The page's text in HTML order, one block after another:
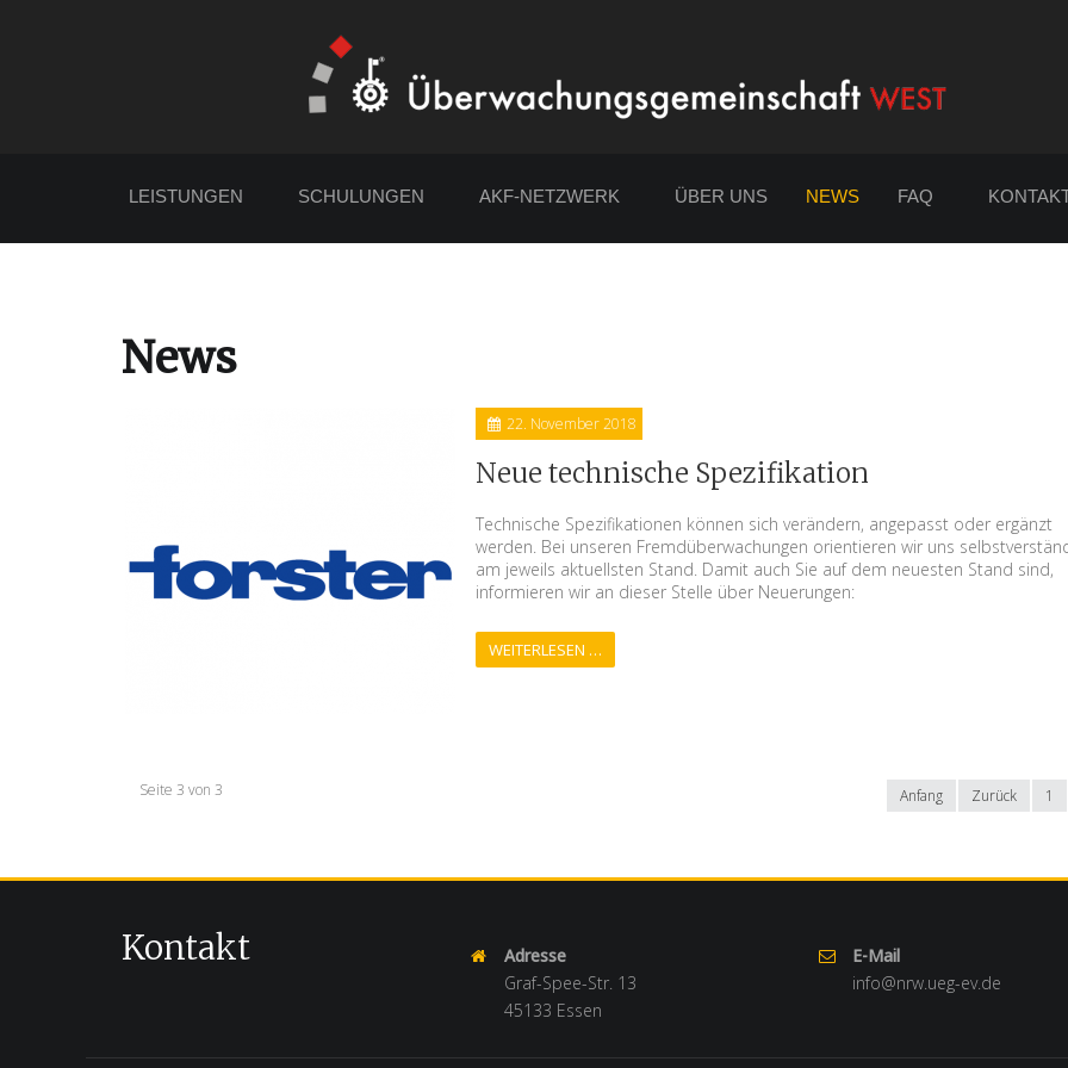
LEISTUNGEN SCHULUNGEN AKF-NETZWERK ÜBER UNS NEWS FAQ
News
22. November 2018
Neue technische Spezifikation
Technische Spezifikationen können sich verändern, angepasst oder ergänzt
werden. Bei unseren Fremdüberwachungen orientieren wir uns
am jeweils aktuellsten Stand. Damit auch Sie auf dem neuesten Stand sind,
informieren wir an dieser Stelle über Neuerungen:
WEITERLESEN …
Seite 3 von 3 Anfang Zurück 1
Kontakt
Adresse
Graf-Spee-Str. 13
45133 Essen
E-Mail
info@nrw.ueg-ev.de